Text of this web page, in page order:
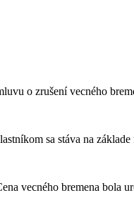
o zrušení vecného
sa stáva na
vecného bremena bola